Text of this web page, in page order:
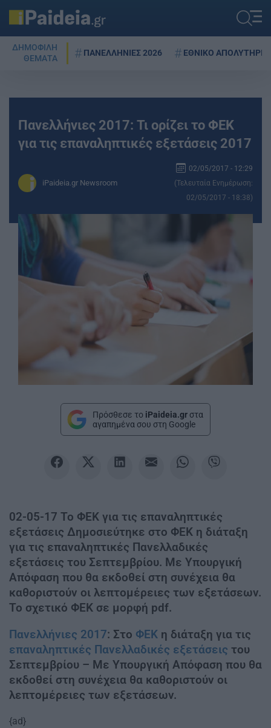
ΔΗΜΟΦΙΛΗ
ΘΕΜΑΤΑ
ΠΑΝΕΛΛΗΝΙΕΣ 2026 ΕΘΝΙΚΟ ΑΠΟΛΥΤΗΡΙΟ
Πανελλήνιες 2017: Τι ορίζει το ΦΕΚ
για τις επαναληπτικές εξετάσεις 2017
iPaideia.gr Newsroom
02/05/2017 - 12:29
(Τελευταία Ενημέρωση:
02/05/2017 - 18:38)
Πρόσθεσε το iPaideia.gr στα
αγαπημένα σου στη Google
02-05-17 Το ΦΕΚ για τις επαναληπτικές
εξετάσεις Δημοσιεύτηκε στο ΦΕΚ η διάταξη
για τις επαναληπτικές Πανελλαδικές
εξετάσεις του Σεπτεμβρίου. Με Υπουργική
Απόφαση που θα εκδοθεί στη συνέχεια θα
καθοριστούν οι λεπτομέρειες των εξετάσεων.
Το σχετικό ΦΕΚ σε μορφή pdf.
Πανελλήνιες 2017: Στο ΦΕΚ η διάταξη για τις
επαναληπτικές Πανελλαδικές εξετάσεις του
Σεπτεμβρίου – Με Υπουργική Απόφαση που θα
εκδοθεί στη συνέχεια θα καθοριστούν οι
λεπτομέρειες των εξετάσεων.
{ad}